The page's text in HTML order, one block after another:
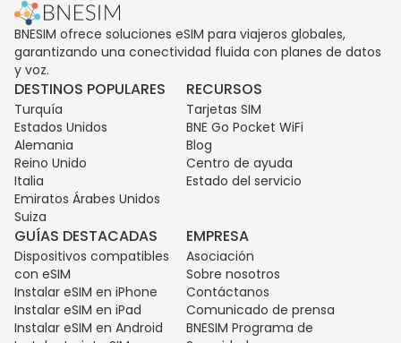
BNESIM ofrece soluciones eSIM para viajeros globales,
garantizando una conectividad fluida con planes de datos
y voz.
DESTINOS POPULARES
Turquía
Estados Unidos
Alemania
Reino Unido
Italia
Emiratos Árabes Unidos
Suiza
RECURSOS
Tarjetas SIM
BNE Go Pocket WiFi
Blog
Centro de ayuda
Estado del servicio
GUÍAS DESTACADAS
Dispositivos compatibles
con eSIM
Instalar eSIM en iPhone
Instalar eSIM en iPad
Instalar eSIM en Android
EMPRESA
Asociación
Sobre nosotros
Contáctanos
Comunicado de prensa
BNESIM Programa de